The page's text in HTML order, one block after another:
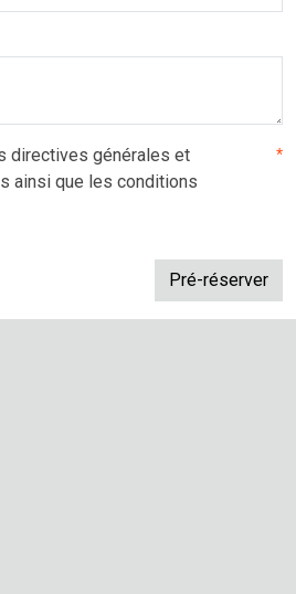
directives générales et
ainsi que les conditions
*